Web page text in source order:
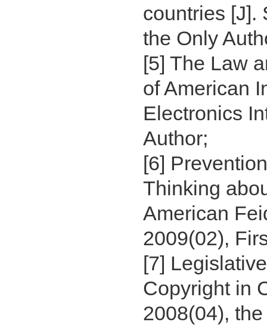
countries [J].
the Only
[5] The Law
of American
Electronics
Author;
[6]
Thinking
American
2009(02),
[7]
Copyright in
2008(04),